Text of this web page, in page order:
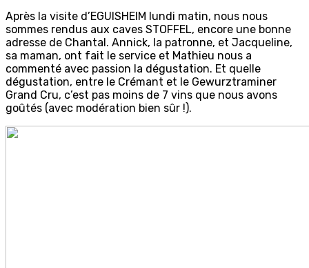
Après la visite d’EGUISHEIM lundi matin, nous nous
sommes rendus aux caves STOFFEL, encore une bonne
adresse de Chantal. Annick, la patronne, et Jacqueline,
sa maman, ont fait le service et Mathieu nous a
commenté avec passion la dégustation. Et quelle
dégustation, entre le Crémant et le Gewurztraminer
Grand Cru, c’est pas moins de 7 vins que nous avons
goûtés (avec modération bien sûr !).